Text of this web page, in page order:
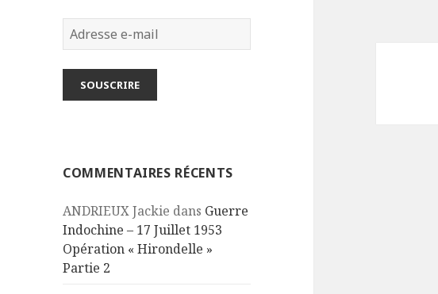
Adresse
e-
mail
SOUSCRIRE
COMMENTAIRES RÉCENTS
ANDRIEUX Jackie dans Guerre
Indochine – 17 Juillet 1953
Opération « Hirondelle »
Partie 2